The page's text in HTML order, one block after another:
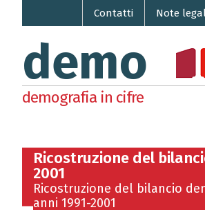
Note
Contatti
demo
demografia in cifre
Ricostruzione del
2001
Ricostruzione del bilancio
anni 1991-2001